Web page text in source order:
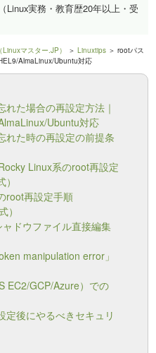
（Linux実務・教育歴20年以上・受
マスター.JP） ＞Linuxtips ＞ rootパス
AlmaLinux/Ubuntu対応
れた場合の再設定方法｜
Ubuntu対応
れた時の再設定の前提条
Linux系のroot再設定
root再設定手順
）
ドウファイル直接編集
manipulation error」
EC2/GCP/Azure）での
定後にやるべきセキュリ